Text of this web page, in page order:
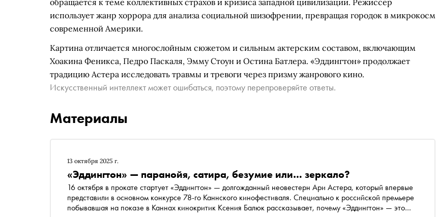
обращается к теме коллективных страхов и кризиса западной цивилизации. Режиссер
использует жанр хоррора для анализа социальной шизофрении, превращая городок в микрокосм
современной Америки.
Картина отличается многослойным сюжетом и сильным актерским составом, включающим
Хоакина Феникса, Педро Паскаля, Эмму Стоун и Остина Батлера. «Эддингтон» продолжает
традицию Астера исследовать травмы и тревоги через призму жанрового кино.
Искусственный интеллект может ошибаться, поэтому перепроверяйте ответы.
Материалы
13 октября 2025 г.
«Эддингтон» — паранойя, сатира, безумие или… зеркало?
16 октября в прокате стартует «Эддингтон» — долгожданный неовестерн Ари Астера, который впервые
представили в основном конкурсе 78-го Каннского кинофестиваля. Специально к российской премьере
побывавшая на показе в Каннах кинокритик Ксения Балюк рассказывает, почему «Эддингтон» — это